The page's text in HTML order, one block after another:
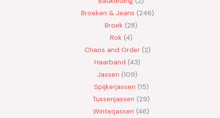
Broeken & Jeans 246
Broek 28
Rok 4
Chaos and Order 2
Haarband 43
Jassen 109
Spijkerjassen 15
Tussenjassen 29
Winterjassen 46